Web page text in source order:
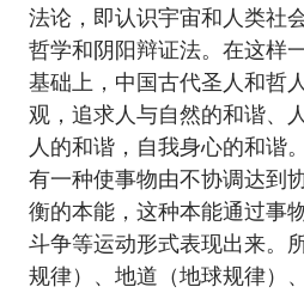
法论，即认识宇宙和人类社
哲学和阴阳辩证法。在这样
基础上，中国古代圣人和哲
观，追求人与自然的和谐、
人的和谐，自我身心的和谐
有一种使事物由不协调达到
衡的本能，这种本能通过事
斗争等运动形式表现出来。
规律）、地道（地球规律）